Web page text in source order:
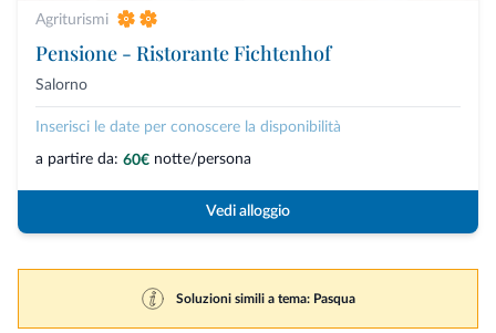
Agriturismi
Pensione - Ristorante Fichtenhof
Salorno
Inserisci le date per conoscere la disponibilità
a partire da: 60€ notte/persona
Vedi alloggio
Soluzioni simili a tema: Pasqua